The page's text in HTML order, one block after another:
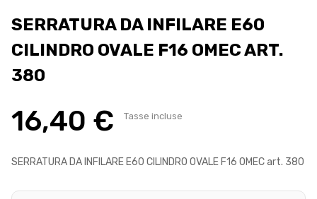
SERRATURA DA INFILARE E60
CILINDRO OVALE F16 OMEC ART.
380
16,40 € Tasse incluse
SERRATURA DA INFILARE E60 CILINDRO OVALE F16 OMEC art. 380